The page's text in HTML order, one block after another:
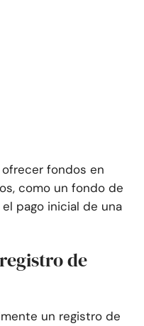
fondos en
como un fondo de
pago inicial de una
de
un registro de